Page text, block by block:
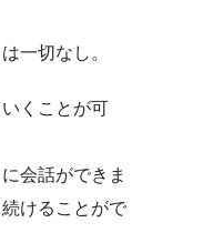
一切なし。
くことが可
会話ができま
けることがで